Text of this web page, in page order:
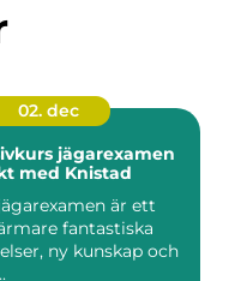
02. dec
jägarexamen
med Knistad
är ett
fantastiska
ny kunskap och